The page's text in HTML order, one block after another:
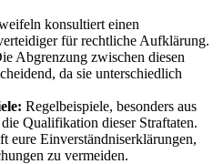
konsultiert einen
für rechtliche Aufklärung.
Abgrenzung zwischen diesen
da sie unterschiedlich
Regelbeispiele, besonders aus
Qualifikation dieser Straftaten.
eure Einverständniserklärungen,
zu vermeiden.